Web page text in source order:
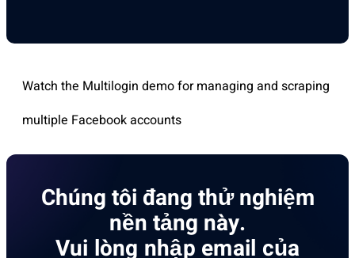
Watch the Multilogin demo for managing and scraping
multiple Facebook accounts
Chúng tôi đang thử nghiệm
nền tảng này.
Vui lòng nhập email của